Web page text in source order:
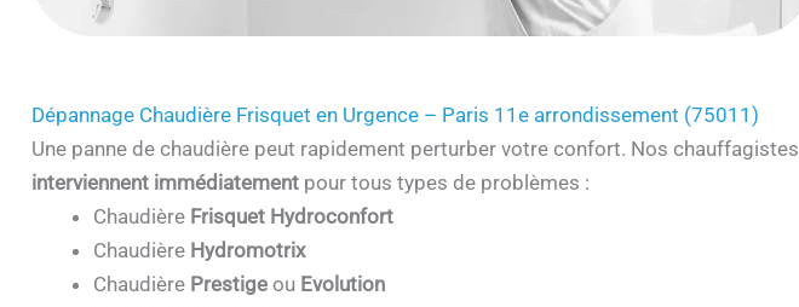
Dépannage Chaudière Frisquet en Urgence – Paris 11e arrondissement (75011)
Une panne de chaudière peut rapidement perturber votre confort. Nos chauffagistes
interviennent immédiatementpour tous types de problèmes :
Chaudière Frisquet Hydroconfort
Chaudière Hydromotrix
Chaudière Prestigeou Evolution